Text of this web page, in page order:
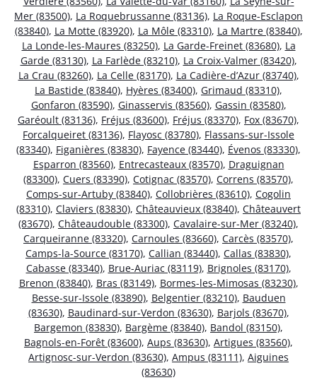
Mer (83500), La Roquebrussanne (83136), La Roque-Esclapon
(83840), La Motte (83920), La Môle (83310), La Martre (83840),
La Londe-les-Maures (83250), La Garde-Freinet (83680), La
Garde (83130), La Farlède (83210), La Croix-Valmer (83420),
La Crau (83260), La Celle (83170), La Cadière-d’Azur (83740),
La Bastide (83840), Hyères (83400), Grimaud (83310),
Gonfaron (83590), Ginasservis (83560), Gassin (83580),
Garéoult (83136), Fréjus (83600), Fréjus (83370), Fox (83670),
Forcalqueiret (83136), Flayosc (83780), Flassans-sur-Issole
(83340), Figanières (83830), Fayence (83440), Évenos (83330),
Esparron (83560), Entrecasteaux (83570), Draguignan
(83300), Cuers (83390), Cotignac (83570), Correns (83570),
Comps-sur-Artuby (83840), Collobrières (83610), Cogolin
(83310), Claviers (83830), Châteauvieux (83840), Châteauvert
(83670), Châteaudouble (83300), Cavalaire-sur-Mer (83240),
Carqueiranne (83320), Carnoules (83660), Carcès (83570),
Camps-la-Source (83170), Callian (83440), Callas (83830),
Cabasse (83340), Brue-Auriac (83119), Brignoles (83170),
Brenon (83840), Bras (83149), Bormes-les-Mimosas (83230),
Besse-sur-Issole (83890), Belgentier (83210), Bauduen
(83630), Baudinard-sur-Verdon (83630), Barjols (83670),
Bargemon (83830), Bargème (83840), Bandol (83150),
Bagnols-en-Forêt (83600), Aups (83630), Artigues (83560),
Artignosc-sur-Verdon (83630), Ampus (83111), Aiguines
(83630)